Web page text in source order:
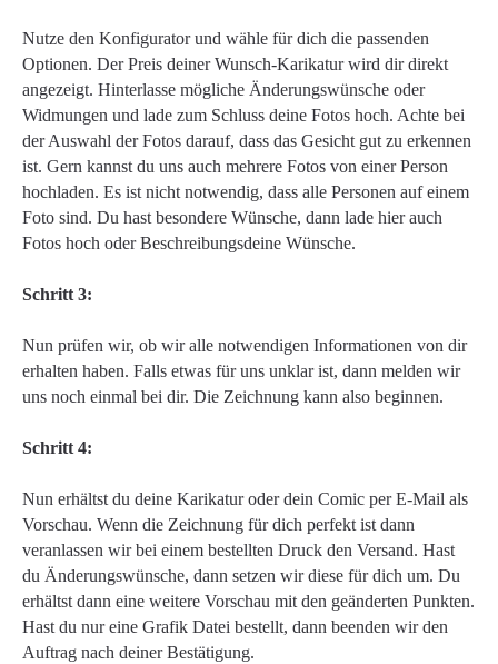
Nutze den Konfigurator und wähle für dich die passenden
Optionen. Der Preis deiner Wunsch-Karikatur wird dir direkt
angezeigt. Hinterlasse mögliche Änderungswünsche oder
Widmungen und lade zum Schluss deine Fotos hoch. Achte bei
der Auswahl der Fotos darauf, dass das Gesicht gut zu erkennen
ist. Gern kannst du uns auch mehrere Fotos von einer Person
hochladen. Es ist nicht notwendig, dass alle Personen auf einem
Foto sind. Du hast besondere Wünsche, dann lade hier auch
Fotos hoch oder Beschreibungsdeine Wünsche.
Schritt 3:
Nun prüfen wir, ob wir alle notwendigen Informationen von dir
erhalten haben. Falls etwas für uns unklar ist, dann melden wir
uns noch einmal bei dir. Die Zeichnung kann also beginnen.
Schritt 4:
Nun erhältst du deine Karikatur oder dein Comic per E-Mail als
Vorschau. Wenn die Zeichnung für dich perfekt ist dann
veranlassen wir bei einem bestellten Druck den Versand. Hast
du Änderungswünsche, dann setzen wir diese für dich um. Du
erhältst dann eine weitere Vorschau mit den geänderten Punkten.
Hast du nur eine Grafik Datei bestellt, dann beenden wir den
Auftrag nach deiner Bestätigung.